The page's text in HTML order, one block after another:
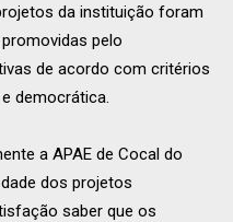
da instituição foram
pelo
de acordo com critérios
democrática.
a APAE de Cocal do
dos projetos
saber que os